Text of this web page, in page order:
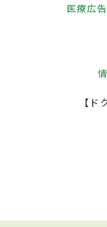
医療広
【ド